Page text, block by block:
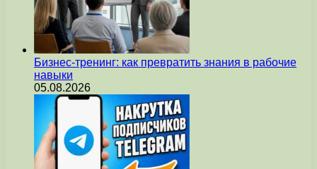
Бизнес-тренинг: как превратить знания в рабочие
навыки
05.08.2026